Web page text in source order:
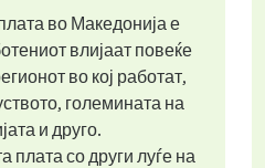
во Македонија е
влијаат повеќе
во кој работат,
големината на
и друго.
плата со други луѓе на